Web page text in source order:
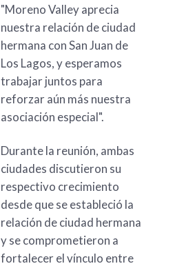
"Moreno Valley aprecia
nuestra relación de ciudad
hermana con San Juan de
Los Lagos, y esperamos
trabajar juntos para
reforzar aún más nuestra
asociación especial".
Durante la reunión, ambas
ciudades discutieron su
respectivo crecimiento
desde que se estableció la
relación de ciudad hermana
y se comprometieron a
fortalecer el vínculo entre